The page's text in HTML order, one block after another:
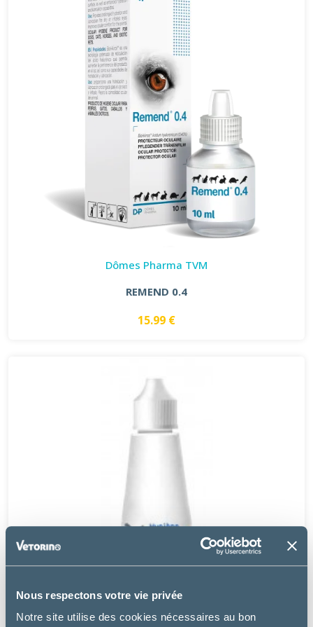
Nous respectons votre vie privée
Notre site utilise des cookies nécessaires au bon
Dômes Pharma TVM
REMEND 0.4
15.99 €